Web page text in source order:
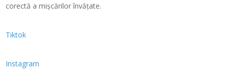
corectă a mișcărilor învățate.
Tiktok
Instagram